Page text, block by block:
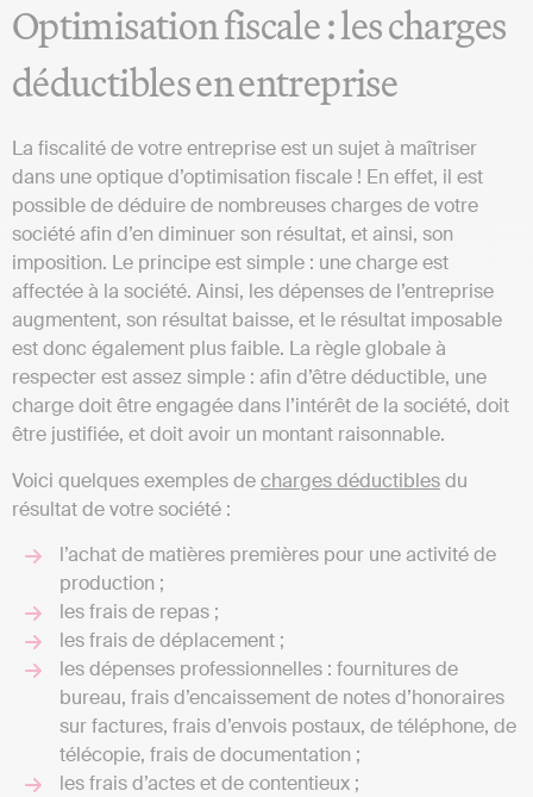
Optimisation fiscale : les charges
déductibles en entreprise
La fiscalité de votre entreprise est un sujet à maîtriser
dans une optique d’optimisation fiscale ! En effet, il est
possible de déduire de nombreuses charges de votre
société afin d’en diminuer son résultat, et ainsi, son
imposition. Le principe est simple : une charge est
affectée à la société. Ainsi, les dépenses de l’entreprise
augmentent, son résultat baisse, et le résultat imposable
est donc également plus faible. La règle globale à
respecter est assez simple : afin d’être déductible, une
charge doit être engagée dans l’intérêt de la société, doit
être justifiée, et doit avoir un montant raisonnable.
Voici quelques exemples decharges déductiblesdu
résultat de votre société :
l’achat de matières premières pour une activité de
production ;
les frais de repas ;
les frais de déplacement ;
les dépenses professionnelles : fournitures de
bureau, frais d’encaissement de notes d’honoraires
sur factures, frais d’envois postaux, de téléphone, de
télécopie, frais de documentation ;
les frais d’actes et de contentieux ;